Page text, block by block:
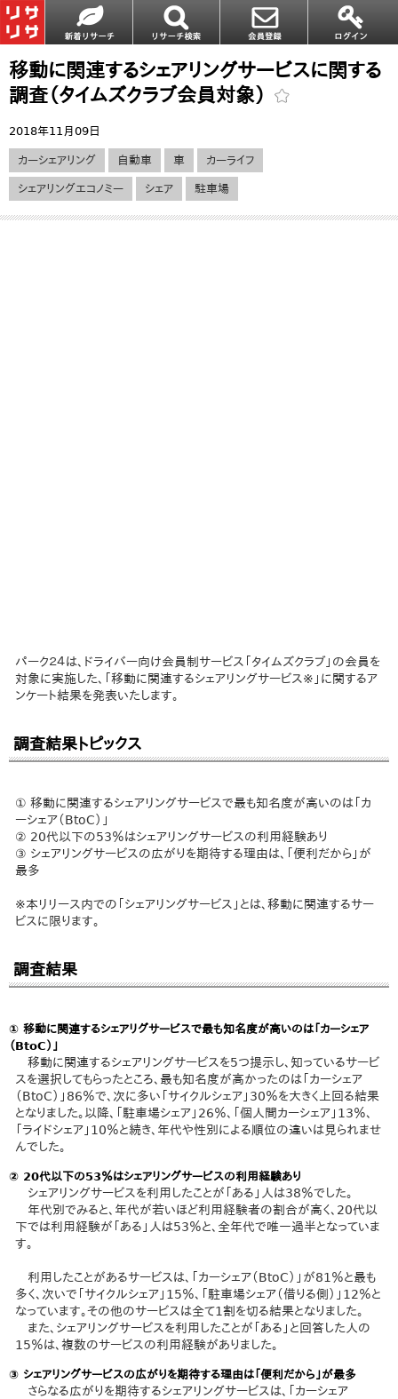
移動に関連するシェアリングサービスに関する
調査（タイムズクラブ会員対象）
2018年11月09日
カーシェアリング 自動車 車 カーライフ
シェアリングエコノミー シェア 駐車場
パーク２４は、ドライバー向け会員制サービス「タイムズクラブ」の会員を
対象に実施した、「移動に関連するシェアリングサービス※」に関するア
ンケート結果を発表いたします。
調査結果トピックス
① 移動に関連するシェアリングサービスで最も知名度が高いのは「カ
ーシェア（BtoC）」
② 20代以下の53％はシェアリングサービスの利用経験あり
③ シェアリングサービスの広がりを期待する理由は、「便利だから」が
最多
※本リリース内での「シェアリングサービス」とは、移動に関連するサー
ビスに限ります。
調査結果
① 移動に関連するシェアリグサービスで最も知名度が高いのは「カーシェア
（BtoC）」
移動に関連するシェアリングサービスを5つ提示し、知っているサービ
スを選択してもらったところ、最も知名度が高かったのは「カーシェア
（BtoC）」86％で、次に多い「サイクルシェア」30％を大きく上回る結果
となりました。以降、「駐車場シェア」26％、「個人間カーシェア」13％、
「ライドシェア」10％と続き、年代や性別による順位の違いは見られませ
んでした。
② 20代以下の53％はシェアリングサービスの利用経験あり
シェアリングサービスを利用したことが「ある」人は38％でした。
年代別でみると、年代が若いほど利用経験者の割合が高く、20代以
下では利用経験が「ある」人は53％と、全年代で唯一過半となっていま
す。
利用したことがあるサービスは、「カーシェア（BtoC）」が81％と最も
多く、次いで「サイクルシェア」15％、「駐車場シェア（借りる側）」12％と
なっています。その他のサービスは全て1割を切る結果となりました。
また、シェアリングサービスを利用したことが「ある」と回答した人の
15％は、複数のサービスの利用経験がありました。
③ シェアリングサービスの広がりを期待する理由は「便利だから」が最多
さらなる広がりを期待するシェアリングサービスは、「カーシェア